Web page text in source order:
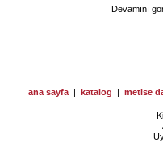
Devamını
ana sayfa | katalog | metise